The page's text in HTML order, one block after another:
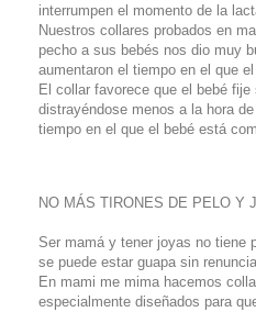
interrumpen el momento de la
Nuestros collares probados en
pecho a sus bebés nos dio muy
aumentaron el tiempo en el que
El collar favorece que el bebé fije
distrayéndose menos a la hora
tiempo en el que el bebé está
NO MÁS TIRONES DE PELO Y
Ser mamá y tener joyas no tiene
se puede estar guapa sin
En mami me mima hacemos
especialmente diseñados para